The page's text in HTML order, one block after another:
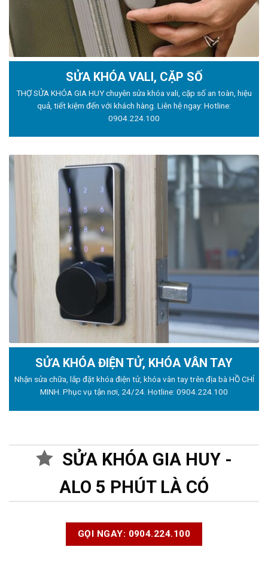
SỬA KHÓA VALI, CẶP SỐ
THỢ SỬA KHÓA GIA HUY chuyên sửa khóa vali, cặp số an toàn, hiệu
quả, tiết kiệm đến với khách hàng. Liên hệ ngay: Hotline:
0904.224.100
SỬA KHÓA ĐIỆN TỬ, KHÓA VÂN TAY
Nhận sửa chữa, lắp đặt khóa điện tử, khóa vân tay trên địa bà HỒ CHÍ
MINH. Phục vụ tận nơi, 24/24. Hotline: 0904.224.100
SỬA KHÓA GIA HUY -
ALO 5 PHÚT LÀ CÓ
GỌI NGAY: 0904.224.100